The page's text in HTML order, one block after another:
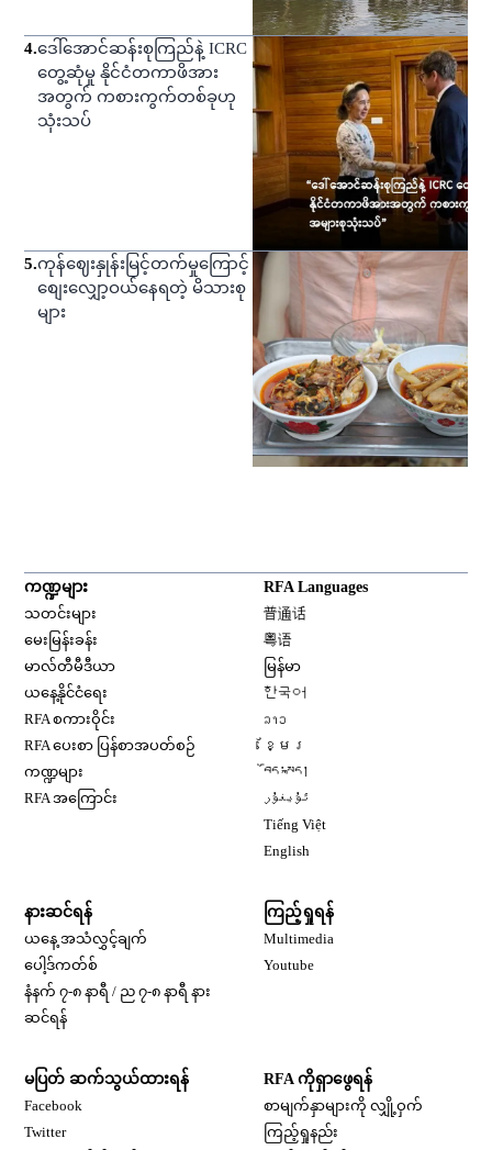
4.ဒေါ်အောင်ဆန်းစုကြည်နဲ့ ICRC
တွေ့ဆုံမှု နိုင်ငံတကာဖိအား
အတွက် ကစားကွက်တစ်ခုဟု
သုံးသပ်
5.ကုန်ဈေးနှုန်းမြင့်တက်မှုကြောင့်
စျေးလျှော့ဝယ်နေရတဲ့ မိသားစု
များ
ကဏ္ဍများ
သတင်းများ
မေးမြန်းခန်း
မာလ်တီမီဒီယာ
ယနေ့နိုင်ငံရေး
RFA စကားဝိုင်း
RFA ပေးစာ ပြန်စာအပတ်စဉ်
ကဏ္ဍများ
RFA အကြောင်း
RFA Languages
普通话
粤语
မြန်မာ
한국어
ລາວ
ខ្មែរ
བོད་སྐད།
ئۇيغۇر
Tiếng Việt
English
နားဆင်ရန်
ယနေ့ အသံလွှင့်ချက်
ပေါ့ဒ်ကတ်စ်
နံနက် ၇-၈ နာရီ / ည ၇-၈ နာရီ နား
ဆင်ရန်
ကြည့်ရှုရန်
Multimedia
Youtube
မပြတ် ဆက်သွယ်ထားရန်
Facebook
Twitter
RFA ကိုရှာဖွေရန်
စာမျက်နှာများကို လျှို့ဝှက်
ကြည့်ရှုနည်း